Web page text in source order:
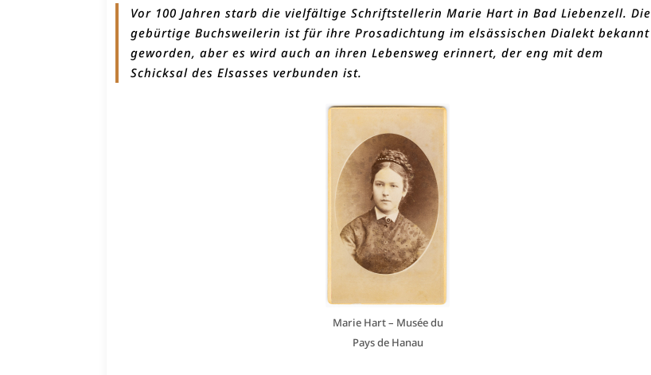
Vor 100 Jahren starb die vielfältige Schriftstellerin Marie Hart in Bad Liebenzell. Die
gebürtige Buchsweilerin ist für ihre Prosadichtung im elsässischen Dialekt bekannt
geworden, aber es wird auch an ihren Lebensweg erinnert, der eng mit dem
Schicksal des Elsasses verbunden ist.
Marie Hart – Musée du
Pays de Hanau